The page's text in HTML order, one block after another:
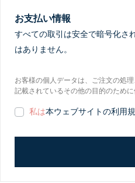
お支払い情報
すべての取引は安全で暗号化さ
はありません。
お客様の個人データは、ご注文の処
記載されているその他の目的のために
私は本ウェブサイトの利用